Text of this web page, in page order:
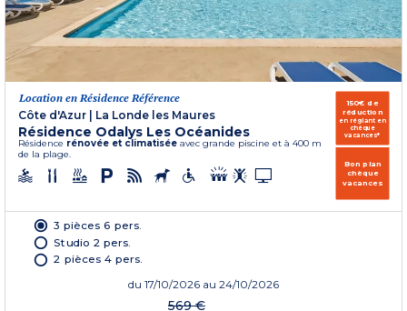
Location en Résidence Référence
Côte d'Azur
La Londe les Maures
Résidence Odalys Les Océanides
Résidence rénovée et climatisée avec grande piscine et à 400 m
de la plage.
150€ de
réduction
en réglant en
chèque
vacances*
Bon plan
chèque
vacances
3 pièces 6 pers.
Studio 2 pers.
2 pièces 4 pers.
du 17/10/2026 au 24/10/2026
569 €